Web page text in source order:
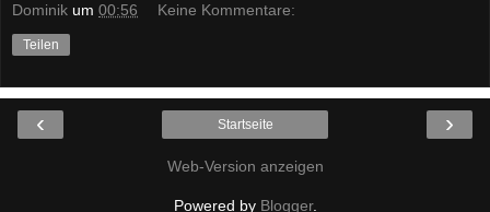
Dominik um 00:56 Keine Kommentare:
Teilen
‹ ›
Startseite
Web-Version anzeigen
Powered by Blogger.